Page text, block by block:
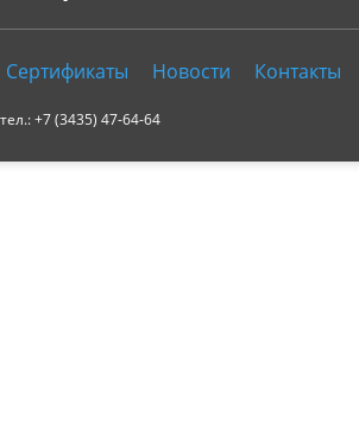
Сертификаты Новости Контакты
+7 (3435) 47-64-64